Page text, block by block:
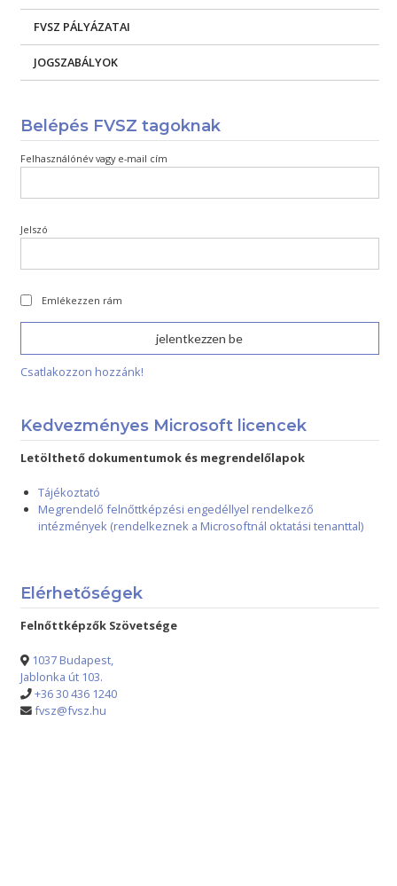
FVSZ PÁLYÁZATAI
JOGSZABÁLYOK
Belépés FVSZ tagoknak
Felhasználónév vagy e-mail cím
Jelszó
Emlékezzen rám
Csatlakozzon hozzánk!
Kedvezményes Microsoft licencek
Letölthető dokumentumok és megrendelőlapok
Tájékoztató
Megrendelő felnőttképzési engedéllyel rendelkező
intézmények (rendelkeznek a Microsoftnál oktatási tenanttal)
Elérhetőségek
Felnőttképzők Szövetsége
1037 Budapest,
Jablonka út 103.
+36 30 436 1240
fvsz@fvsz.hu